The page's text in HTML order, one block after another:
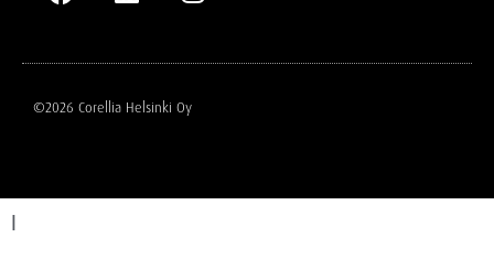
©2026 Corellia Helsinki Oy
I